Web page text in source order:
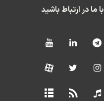
با ما در ارتباط باشید